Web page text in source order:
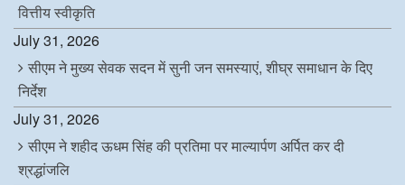
वित्तीय स्वीकृति
July 31, 2026
सीएम ने मुख्य सेवक सदन में सुनी जन समस्याएं, शीघ्र समाधान के दिए
निर्देश
July 31, 2026
सीएम ने शहीद ऊधम सिंह की प्रतिमा पर माल्यार्पण अर्पित कर दी
श्रद्धांजलि